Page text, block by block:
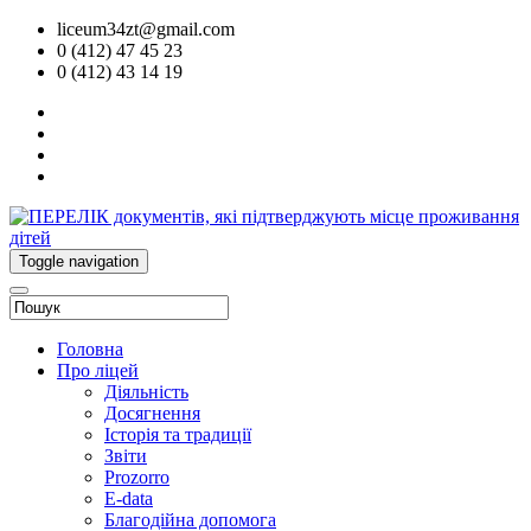
liceum34zt@gmail.com
0 (412) 47 45 23
0 (412) 43 14 19
Toggle navigation
Головна
Про ліцей
Діяльність
Досягнення
Історія та традиції
Звіти
Prozorro
E-data
Благодійна допомога